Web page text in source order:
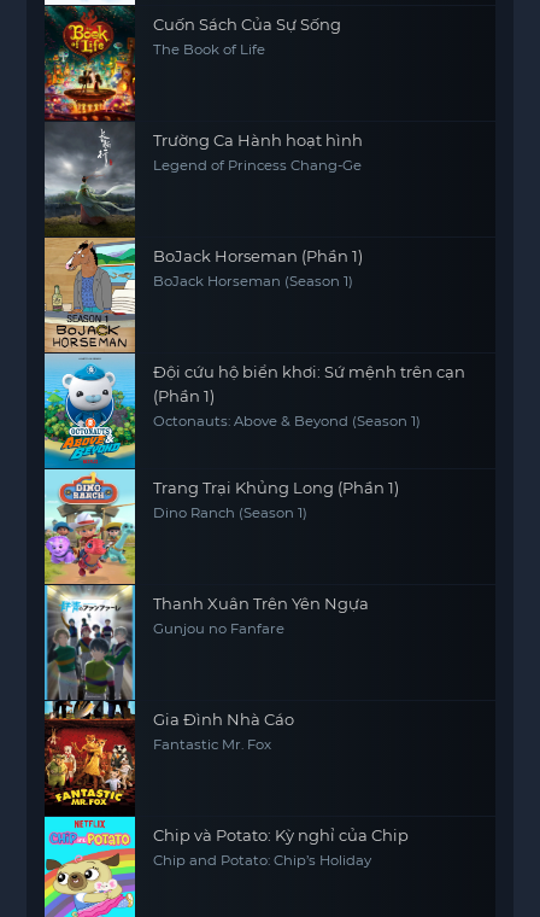
Cuốn Sách Của Sự Sống
The Book of Life
Trường Ca Hành hoạt hình
Legend of Princess Chang-Ge
BoJack Horseman (Phần 1)
BoJack Horseman (Season 1)
Đội cứu hộ biển khơi: Sứ mệnh trên cạn
(Phần 1)
Octonauts: Above & Beyond (Season 1)
Trang Trại Khủng Long (Phần 1)
Dino Ranch (Season 1)
Thanh Xuân Trên Yên Ngựa
Gunjou no Fanfare
Gia Đình Nhà Cáo
Fantastic Mr. Fox
Chip và Potato: Kỳ nghỉ của Chip
Chip and Potato: Chip’s Holiday